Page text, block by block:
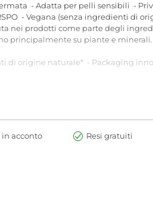
- Adatta per pelli sensibili -
- Vegana (senza ingredienti di
nei prodotti come parte degli
su piante e
di origine naturale* - Packaging
coprenza, puoi anche utilizzare
acconto Resi gratuiti